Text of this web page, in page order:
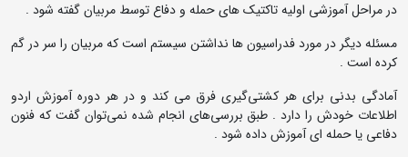
در مراحل آموزشی اولیه تاکتیک های حمله و دفاع توسط مربیان گفته شود .
مسئله دیگر در مورد فدراسیون ها نداشتن سیستم است که مربیان را سر در گم
کرده است .
آمادگی بدنی برای هر کشتی‌گیری فرق می کند و در هر دوره آموزش اردو
اطلاعات خودش را دارد . طبق بررسی‌های انجام شده نمی‌توان گفت که فنون
دفاعی یا حمله ای آموزش داده شود .